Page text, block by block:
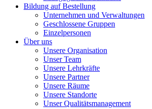
Bildung auf Bestellung
Unternehmen und Verwaltungen
Geschlossene Gruppen
Einzelpersonen
Über uns
Unsere Organisation
Unser Team
Unsere Lehrkräfte
Unsere Partner
Unsere Räume
Unsere Standorte
Unser Qualitätsmanagement